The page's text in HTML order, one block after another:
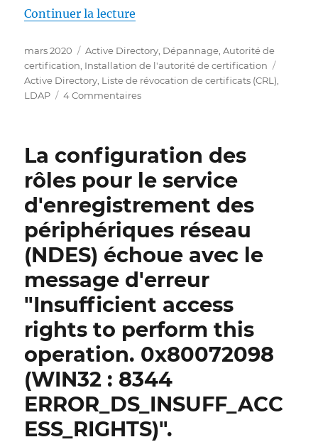
Continuer la lecture
Publié
le
mars 2020 Catégories
Active Directory Dépannage ,Autorité de
certification Installation de l'autorité de certification
Active Directory Liste de révocation de certificats (CRL)
LDAP
4 Commentairessur
Zertifikatsperrliste
schlägt
fehl
mit
der
„Directory
object
not
found.
(WIN32:
8333
ERROR_DS_OBJ_NOT_FOUND)“
La configuration des
rôles pour le service
d'enregistrement des
périphériques réseau
(NDES) échoue avec le
message d'erreur
"Insufficient access
rights to perform this
operation. 0x80072098
(WIN32 : 8344
ERROR_DS_INSUFF_ACC
ESS_RIGHTS)".